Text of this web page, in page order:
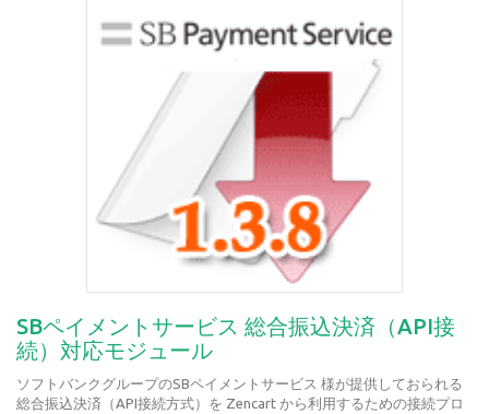
SBペイメントサービス 総合振込決済（API接
続）対応モジュール
ソフトバンクグループのSBペイメントサービス 様が提供しておられる
総合振込決済（API接続方式）を Zencart から利用するための接続プロ